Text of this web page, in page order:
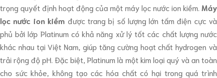
trọng quyết định hoạt động của một máy lọc nước ion kiềm. Máy
lọc nước ion kiềm được trang bị số lượng lớn tấm điện cực và
phủ bởi lớp Platinum có khả năng xử lý tốt các chất lượng nước
khác nhau tại Việt Nam, giúp tăng cường hoạt chất hydrogen và
trải rộng độ pH. Đặc biệt, Platinum là một kim loại quý và an toàn
cho sức khỏe, không tạo các hóa chất có hại trong quá trình